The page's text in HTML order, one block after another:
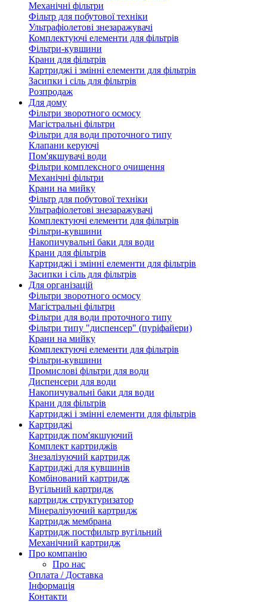
Механічні фільтри
Фільтр для побутової техніки
Ультрафіолетові знезаражувачі
Комплектуючі елементи для фільтрів
Фільтри-кувшини
Крани для фільтрів
Картриджі і змінні елементи для фільтрів
Засипки і сіль для фільтрів
Розпродаж
Для дому
Фільтри зворотного осмосу
Магістральні фільтри
Фільтри для води проточного типу
Клапани керуючі
Пом'якшувачі води
Фільтри комплексного очищення
Механічні фільтри
Крани на мийку
Фільтр для побутової техніки
Ультрафіолетові знезаражувачі
Комплектуючі елементи для фільтрів
Фільтри-кувшини
Накопичувальні баки для води
Крани для фільтрів
Картриджі і змінні елементи для фільтрів
Засипки і сіль для фільтрів
Для організацій
Фільтри зворотного осмосу
Магістральні фільтри
Фільтри для води проточного типу
Фільтри типу "диспенсер" (пуріфайери)
Крани на мийку
Комплектуючі елементи для фільтрів
Фільтри-кувшини
Промислові фільтри для води
Диспенсери для води
Накопичувальні баки для води
Крани для фільтрів
Картриджі і змінні елементи для фільтрів
Картриджі
Картридж пом'якшуючий
Комплект картриджів
Знезалізуючий картридж
Картриджі для кувшинів
Комбінований картридж
Вугільний картридж
картридж структуризатор
Мінералізуючий картридж
Картридж мембрана
Картридж постфильтр вугільний
Механічний картридж
Про компанію
Про нас
Оплата / Доставка
Інформація
Контакти